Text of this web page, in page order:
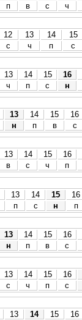
п в с
ч
12 13 14
15
с ч п
с
13 14 15
16
ч п с
н
13 14 15
16
н п в
с
13 14 15
16
в с ч
п
13 14 15
16
п с н
п
13 14 15
16
н п в
с
13 14 15
16
с ч п
с
13 14 15
16